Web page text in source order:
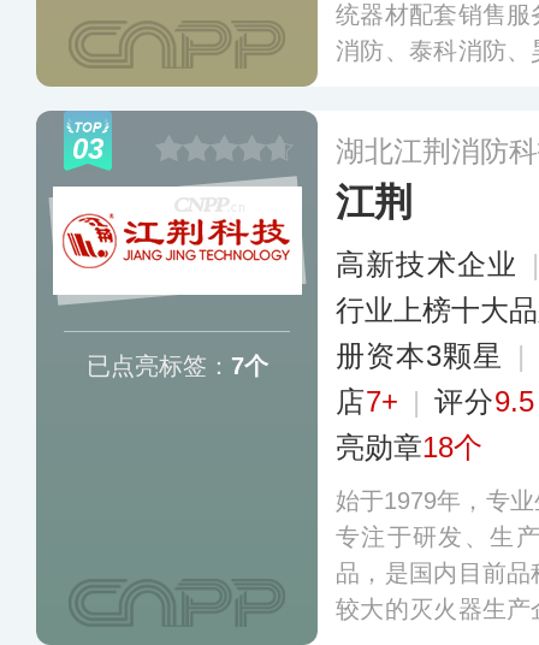
统器材配套销售
消防、泰科消防
业建筑、住宅等
企业。
03
已点亮标签： 7个
湖北江荆消防
江荆
高新技术企业
行业上榜十大
册资本3颗星
|
店7+ | 评分9.5
亮勋章18个
始于1979年，专
专注于研发、生
品，是国内目前
较大的灭火器生